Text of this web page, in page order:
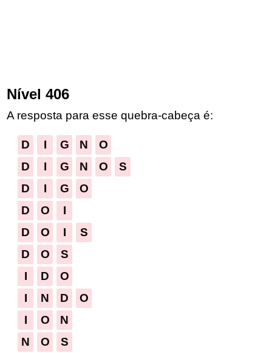
Nível 406
A resposta para esse quebra-cabeça é:
D I G N
O
D
I G N O
S
D
I G
O
D
O
I
D
O I
S
D
O
S
I
D
O
I
N D
O
I
O
N
N
O
S